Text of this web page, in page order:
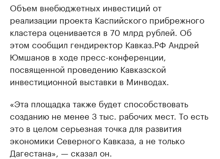
Объем внебюджетных инвестиций от
реализации проекта Каспийского прибрежного
кластера оценивается в 70 млрд рублей. Об
этом сообщил гендиректор Кавказ.РФ Андрей
Юмшанов в ходе пресс-конференции,
посвященной проведению Кавказской
инвестиционной выставки в Минводах.
«Эта площадка также будет способствовать
созданию не менее 3 тыс. рабочих мест. То есть
это в целом серьезная точка для развития
экономики Северного Кавказа, а не только
Дагестана», — сказал он.